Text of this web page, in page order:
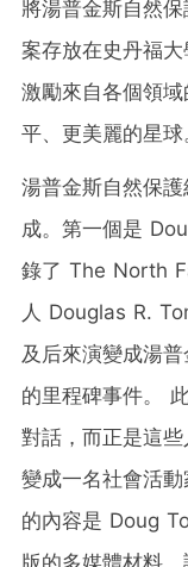
將湯普金斯自然
案存放在史丹福
激勵來自各個領
平、更美麗的星球
湯普金斯自然保
成。第一個是
錄了 The North
人 Douglas R.
及后來演變成湯
的里程碑事件。
對話，而正是這
變成一名社會活
的內容是 Doug
版的多媒體材料